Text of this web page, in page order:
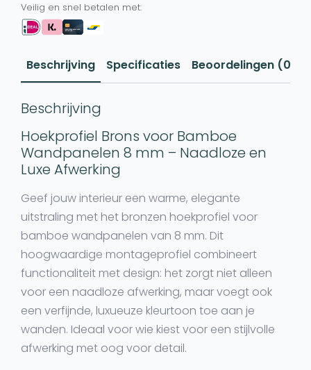
aantal
Veilig en snel betalen met:
Beschrijving Specificaties Beoordelingen (0)
Beschrijving
Hoekprofiel Brons voor Bamboe
Wandpanelen 8 mm – Naadloze en
Luxe Afwerking
Geef jouw interieur een warme, elegante
uitstraling met het bronzen hoekprofiel voor
bamboe wandpanelen van 8 mm. Dit
hoogwaardige montageprofiel combineert
functionaliteit met design: het zorgt niet alleen
voor een naadloze afwerking, maar voegt ook
een verfijnde, luxueuze kleurtoon toe aan je
wanden. Ideaal voor wie kiest voor een stijlvolle
afwerking met oog voor detail.